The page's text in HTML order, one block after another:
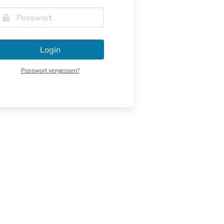
Login
Passwort vergessen?